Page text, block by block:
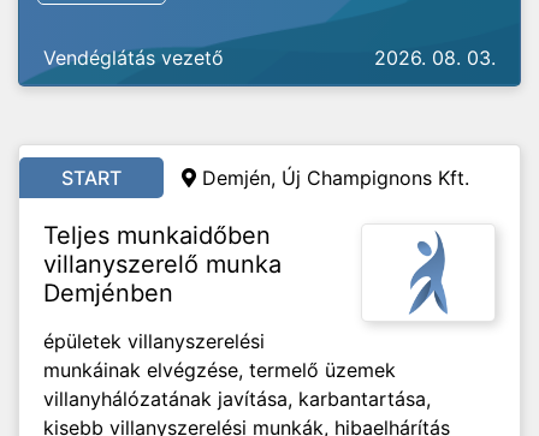
Vendéglátás vezető 2026. 08. 03.
START Demjén, Új Champignons Kft.
Teljes munkaidőben
villanyszerelő munka
Demjénben
épületek villanyszerelési
munkáinak elvégzése, termelő üzemek
villanyhálózatának javítása, karbantartása,
kisebb villanyszerelési munkák, hibaelhárítás